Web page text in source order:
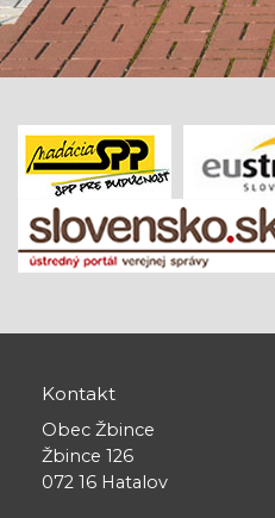
Kontakt
Obec Žbince
Žbince 126
072 16 Hatalov